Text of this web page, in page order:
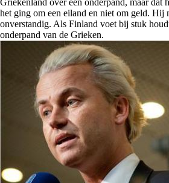
Griekenland over een onderpand, maar dat
het ging om een eiland en niet om geld. Hij
onverstandig. Als Finland voet bij stuk
onderpand van de Grieken.